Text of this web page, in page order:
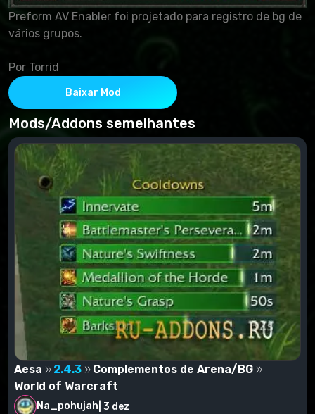
Preform AV Enabler foi projetado para registro de bg de
vários grupos.
Por Torrid
Baixar Mod
Mods/Addons semelhantes
Aesa 2.4.3
Complementos de Arena/BG
World of Warcraft
Na_pohujah 3 dez